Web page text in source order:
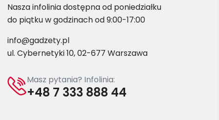
Nasza infolinia dostępna od poniedziałku
do piątku w godzinach od 9:00-17:00
info@gadzety.pl
ul. Cybernetyki 10, 02-677 Warszawa
Masz pytania? Infolinia:
+48 7 333 888 44